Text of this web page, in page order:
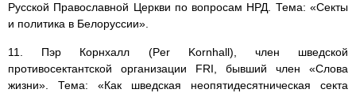
Русской Православной Церкви по вопросам НРД. Тема: «Секты
и политика в Белоруссии».
11. Пэр Корнхалл (Per Kornhall), член шведской
противосектантской организации FRI, бывший член «Слова
жизни». Тема: «Как шведская неопятидесятническая секта